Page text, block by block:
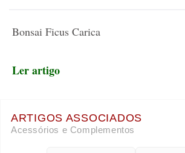
Bonsai Ficus Carica
Ler artigo
ARTIGOS ASSOCIADOS
Acessórios e Complementos